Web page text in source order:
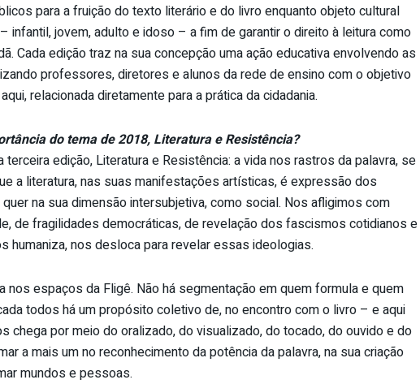
para a fruição do texto literário e do livro enquanto objeto cultural
jovem, adulto e idoso – a fim de garantir o direito à leitura como
Cada edição traz na sua concepção uma ação educativa envolvendo as
professores, diretores e alunos da rede de ensino com o objetivo
relacionada diretamente para a prática da cidadania.
do tema de 2018, Literatura e Resistência?
terceira edição, Literatura e Resistência: a vida nos rastros da palavra, se
a literatura, nas suas manifestações artísticas, é expressão dos
na sua dimensão intersubjetiva, como social. Nos afligimos com
de fragilidades democráticas, de revelação dos fascismos cotidianos e
humaniza, nos desloca para revelar essas ideologias.
nos espaços da Fligê. Não há segmentação em quem formula e quem
todos há um propósito coletivo de, no encontro com o livro – e aqui
chega por meio do oralizado, do visualizado, do tocado, do ouvido e do
a mais um no reconhecimento da potência da palavra, na sua criação
mundos e pessoas.